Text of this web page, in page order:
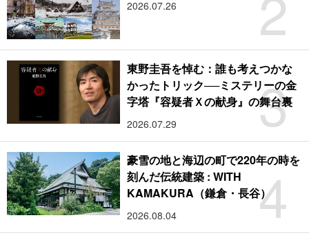
2026.07.26
3
東野圭吾を悼む：誰も考えつかな
かったトリック──ミステリーの金
字塔『容疑者Ｘの献身』の舞台裏
2026.07.29
4
豪雪の地と海辺の町で220年の時を
刻んだ伝統建築 : WITH
KAMAKURA（鎌倉・長谷）
2026.08.04